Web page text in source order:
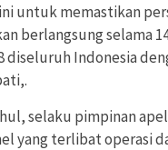
untuk memastikan
berlangsung selama
diseluruh Indonesia
selaku pimpinan
yang terlibat operasi